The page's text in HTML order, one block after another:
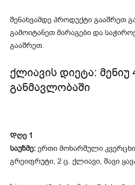
შენახვამდე პროდუქტი
გამოიტანეთ მარაგები და
გააშრეთ.
ქლიავის დიეტა:
განმავლობაში
Დღე 1
საუზმე: ერთი მოხარშული
გრეიფრუტი, 2 ც. ქლიავი, შავი